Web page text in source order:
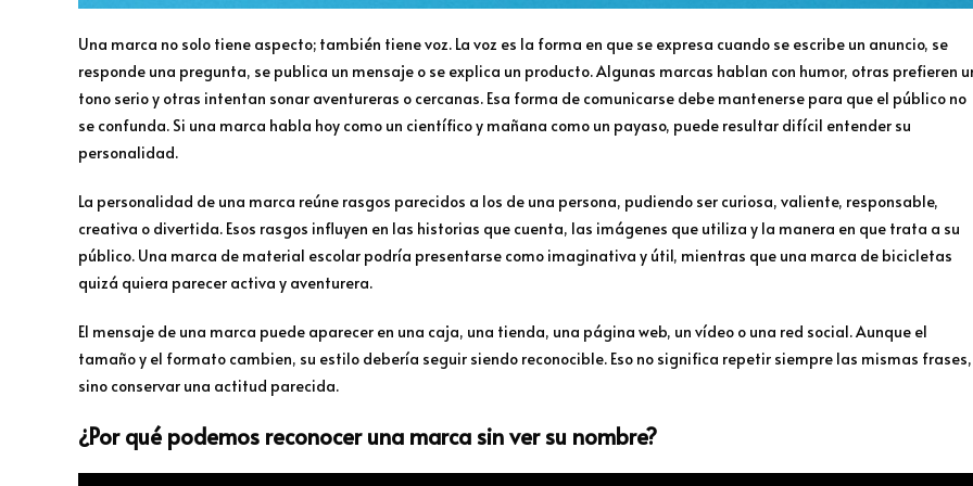
Una marca no solo tiene aspecto; también tiene voz. La voz es la forma en que se expresa cuando se escribe un anuncio, se
responde una pregunta, se publica un mensaje o se explica un producto. Algunas marcas hablan con humor, otras prefieren
tono serio y otras intentan sonar aventureras o cercanas. Esa forma de comunicarse debe mantenerse para que el público no
se confunda. Si una marca habla hoy como un científico y mañana como un payaso, puede resultar difícil entender su
personalidad.
La personalidad de una marca reúne rasgos parecidos a los de una persona, pudiendo ser curiosa, valiente, responsable,
creativa o divertida. Esos rasgos influyen en las historias que cuenta, las imágenes que utiliza y la manera en que trata a su
público. Una marca de material escolar podría presentarse como imaginativa y útil, mientras que una marca de bicicletas
quizá quiera parecer activa y aventurera.
El mensaje de una marca puede aparecer en una caja, una tienda, una página web, un vídeo o una red social. Aunque el
tamaño y el formato cambien, su estilo debería seguir siendo reconocible. Eso no significa repetir siempre las mismas frases,
sino conservar una actitud parecida.
¿Por qué podemos reconocer una marca sin ver su nombre?